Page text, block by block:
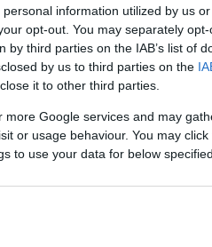
information utilized by us
opt-out. You may separately
third parties on the IAB’s list of
by us to third parties on the
it to other third parties.
Google services and may
or usage behaviour. You may
to use your data for below